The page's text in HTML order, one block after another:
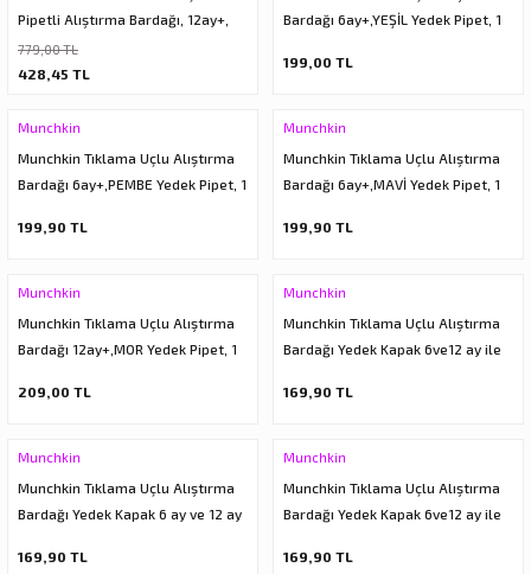
Pipetli Alıştırma Bardağı, 12ay+,
296ml, Mor, 1 Adet
428,45 TL
779,00 TL
Bardağı 6ay+,YEŞİL Yedek Pipet, 1
199,00 TL
Munchkin
Munchkin Tıklama Uçlu Alıştırma
Bardağı 6ay+,PEMBE Yedek Pipet, 1
199,90 TL
Munchkin
Munchkin Tıklama Uçlu Alıştırma
Bardağı 6ay+,MAVİ Yedek Pipet, 1
199,90 TL
Munchkin
Munchkin Tıklama Uçlu Alıştırma
Bardağı 12ay+,MOR Yedek Pipet, 1
209,00 TL
Munchkin
Munchkin Tıklama Uçlu Alıştırma
Bardağı Yedek Kapak 6ve12 ay ile
169,90 TL
Munchkin
Munchkin Tıklama Uçlu Alıştırma
Bardağı Yedek Kapak 6 ay ve 12 ay
169,90 TL
Munchkin
Munchkin Tıklama Uçlu Alıştırma
Bardağı Yedek Kapak 6ve12 ay ile
169,90 TL